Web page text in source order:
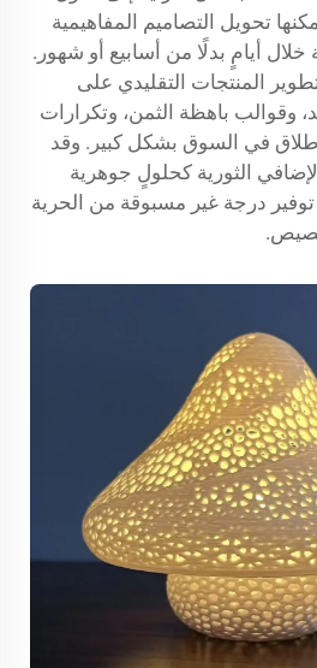
تحويل التصاميم المفاهيمية
خلال أيامٍ بدلًا من أسابيع أو شهور.
المنتجات التقليدي على
وقوالب باهظة الثمن، وتكرارات
في السوق بشكل كبير. وقد
الثورية كحلولٍ جوهرية
توفير درجة غير مسبوقة من الحرية